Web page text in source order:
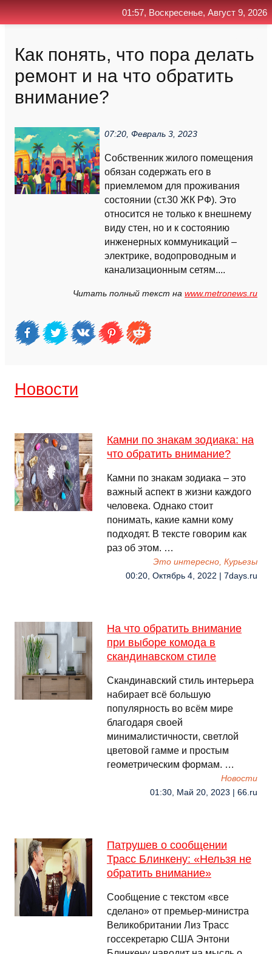
Как понять, что пора делать
ремонт и на что обратить
внимание?
07:20, Февраль 3, 2023
Собственник жилого помещения
обязан содержать его в
приемлемом для проживания
состоянии (ст.30 ЖК РФ). Это
относится не только к внешнему
виду стен, но и к состоянию
инженерных коммуникаций –
электрике, водопроводным и
канализационным сетям....
Читать полный текст на www.metronews.ru
Новости
Камни по знакам зодиака: на
что обратить внимание?
Камни по знакам зодиака – это
важный аспект в жизни каждого
человека. Однако стоит
понимать, какие камни кому
подходят. В тексте говорим как
раз об этом. …
Это интересно, Курьезы
00:20, Октябрь 4, 2022 | 7days.ru
На что обратить внимание
при выборе комода в
скандинавском стиле
Скандинавский стиль интерьера
набирает всё большую
популярность во всём мире
благодаря своей
минималистичности, светлой
цветовой гамме и простым
геометрическим формам. …
Новости
01:30, Май 20, 2023 | 66.ru
Патрушев о сообщении
Трасс Блинкену: «Нельзя не
обратить внимание»
Сообщение с текстом «все
сделано» от премьер-министра
Великобритании Лиз Трасс
госсекретарю США Энтони
01:57, Воскресенье, Август 9, 2026